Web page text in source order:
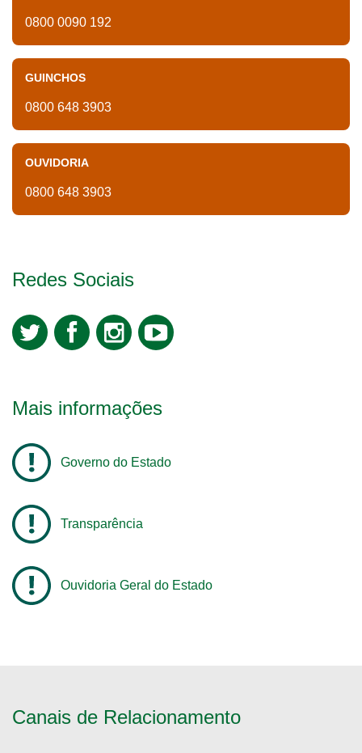
0800 0090 192
GUINCHOS
0800 648 3903
OUVIDORIA
0800 648 3903
Redes Sociais
Mais informações
Governo do Estado
Transparência
Ouvidoria Geral do Estado
Canais de Relacionamento